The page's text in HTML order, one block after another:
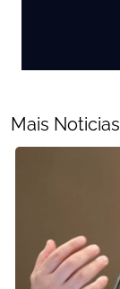
Mais Noticias